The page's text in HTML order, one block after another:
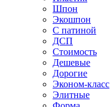
Шпон
Экошпон
С патиной
ДСП
Стоимость
Дешевые
Дорогие
Эконом-класс
Элитные